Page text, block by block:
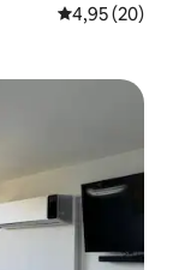
Évaluation
4,95 (20)